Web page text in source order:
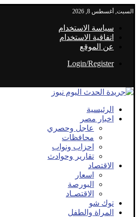
السبت, أغسطس 8, 2026
سياسة الاستخدام
اتفاقية الاستخدام
عن الموقع
Login/Register
الرئيسية
اخبار مصر
عاجل وحصري
محافظات
احزاب ونواب
تقارير وحوادث
الاقتصاد
اسعار
البورصة
الاقتصـاد
توك شو
المراة والطفل